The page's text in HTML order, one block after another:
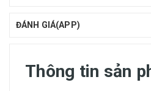
ĐÁNH GIÁ(APP)
Thông tin sản